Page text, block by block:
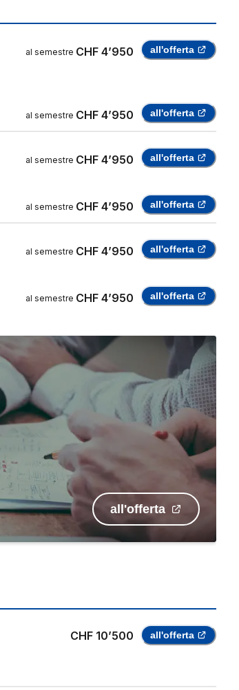
al semestre CHF 4’950 all'offerta
al semestre CHF 4’950 all'offerta
al semestre CHF 4’950 all'offerta
al semestre CHF 4’950 all'offerta
al semestre CHF 4’950 all'offerta
al semestre CHF 4’950 all'offerta
all'offerta
CHF 10’500 all'offerta